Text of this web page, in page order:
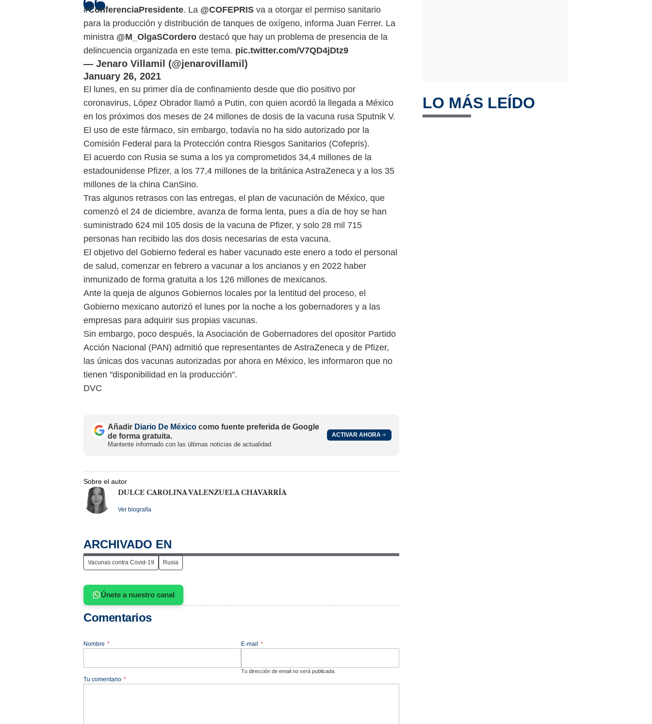
#ConferenciaPresidente. La @COFEPRIS va a otorgar el permiso sanitario
para la producción y distribución de tanques de oxígeno, informa Juan Ferrer. La
ministra @M_OlgaSCordero destacó que hay un problema de presencia de la
delincuencia organizada en este tema. pic.twitter.com/V7QD4jDtz9
— Jenaro Villamil (@jenarovillamil)
January 26, 2021
El lunes, en su primer día de confinamiento desde que dio positivo por
coronavirus, López Obrador llamó a Putin, con quien acordó la llegada a México
en los próximos dos meses de 24 millones de dosis de la vacuna rusa Sputnik V.
El uso de este fármaco, sin embargo, todavía no ha sido autorizado por la
Comisión Federal para la Protección contra Riesgos Sanitarios (Cofepris).
El acuerdo con Rusia se suma a los ya comprometidos 34,4 millones de la
estadounidense Pfizer, a los 77,4 millones de la británica AstraZeneca y a los 35
millones de la china CanSino.
Tras algunos retrasos con las entregas, el plan de vacunación de México, que
comenzó el 24 de diciembre, avanza de forma lenta, pues a día de hoy se han
suministrado 624 mil 105 dosis de la vacuna de Pfizer, y solo 28 mil 715
personas han recibido las dos dosis necesarias de esta vacuna.
El objetivo del Gobierno federal es haber vacunado este enero a todo el personal
de salud, comenzar en febrero a vacunar a los ancianos y en 2022 haber
inmunizado de forma gratuita a los 126 millones de mexicanos.
Ante la queja de algunos Gobiernos locales por la lentitud del proceso, el
Gobierno mexicano autorizó el lunes por la noche a los gobernadores y a las
empresas para adquirir sus propias vacunas.
Sin embargo, poco después, la Asociación de Gobernadores del opositor Partido
Acción Nacional (PAN) admitió que representantes de AstraZeneca y de Pfizer,
las únicas dos vacunas autorizadas por ahora en México, les informaron que no
tienen "disponibilidad en la producción".
DVC
Añadir Diario De México como fuente preferida de Google
de forma gratuita.
Mantente informado con las últimas noticias de actualidad.
ACTIVAR AHORA
Sobre el autor
DULCE CAROLINA VALENZUELA CHAVARRÍA
Ver biografía
ARCHIVADO EN
Vacunas contra Covid-19 Rusia
Únete a nuestro canal
Comentarios
Nombre * E-mail *
Tu dirección de email no será publicada.
Tu comentario *
LO MÁS LEÍDO